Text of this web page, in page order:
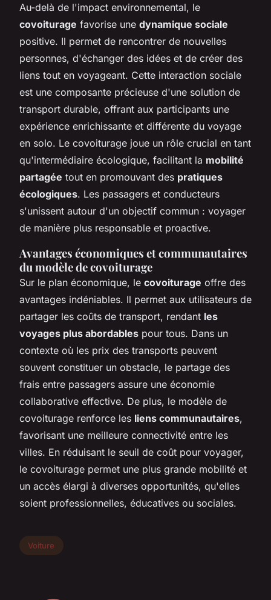
Au-delà de l'impact environnemental, le
covoiturage favorise une dynamique sociale
positive. Il permet de rencontrer de nouvelles
personnes, d'échanger des idées et de créer des
liens tout en voyageant. Cette interaction sociale
est une composante précieuse d'une solution de
transport durable, offrant aux participants une
expérience enrichissante et différente du voyage
en solo. Le covoiturage joue un rôle crucial en tant
qu'intermédiaire écologique, facilitant la mobilité
partagée tout en promouvant des pratiques
écologiques. Les passagers et conducteurs
s'unissent autour d'un objectif commun : voyager
de manière plus responsable et proactive.
Avantages économiques et communautaires
du modèle de covoiturage
Sur le plan économique, le covoiturage offre des
avantages indéniables. Il permet aux utilisateurs de
partager les coûts de transport, rendant les
voyages plus abordables pour tous. Dans un
contexte où les prix des transports peuvent
souvent constituer un obstacle, le partage des
frais entre passagers assure une économie
collaborative effective. De plus, le modèle de
covoiturage renforce les liens communautaires,
favorisant une meilleure connectivité entre les
villes. En réduisant le seuil de coût pour voyager,
le covoiturage permet une plus grande mobilité et
un accès élargi à diverses opportunités, qu'elles
soient professionnelles, éducatives ou sociales.
Voiture